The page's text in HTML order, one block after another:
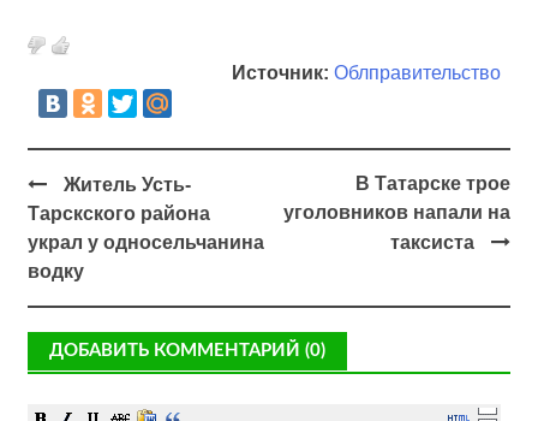
Источник: Облправительство
Житель Усть-
Тарскского района
украл у односельчанина
водку
В Татарске трое
уголовников напали на
таксиста
ДОБАВИТЬ КОММЕНТАРИЙ (0)